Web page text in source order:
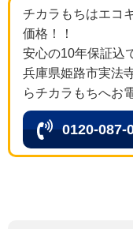
チカラもちはエコ
価格！！
安心の10年保証込
兵庫県姫路市実法
らチカラもちへお
0120-087-